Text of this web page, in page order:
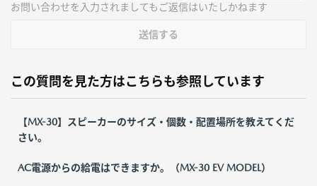
お問い合わせを入力されましてもご返信はいたしかねます
送信する
この質問を見た方はこちらも参照しています
【MX-30】スピーカーのサイズ・個数・配置場所を教えてくだ
さい。
AC電源からの給電はできますか。（MX-30 EV MODEL）